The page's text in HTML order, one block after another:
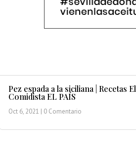
Pez espada a la siciliana | Recetas El
Comidista EL PAÍS
Oct 6, 2021 | 0 Comentario